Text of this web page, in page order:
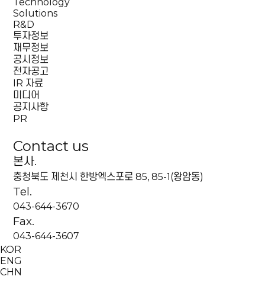
Solutions
R&D
투자정보
재무정보
공시정보
전자공고
IR 자료
미디어
공지사항
PR
Contact us
본사.
충청북도 제천시 한방엑스포로 85, 85-1(왕암동)
Tel.
043-644-3670
Fax.
043-644-3607
KOR
ENG
CHN